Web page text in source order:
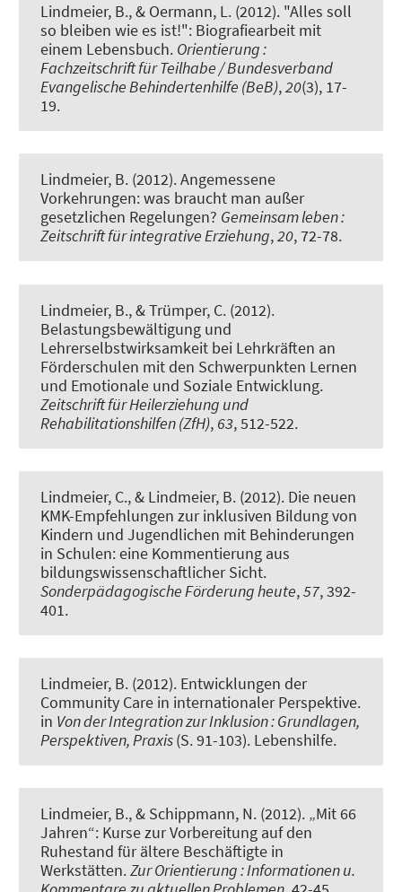
Lindmeier, B., & Oermann, L. (2012). "Alles soll
so bleiben wie es ist!": Biografiearbeit mit
einem Lebensbuch. Orientierung :
Fachzeitschrift für Teilhabe / Bundesverband
Evangelische Behindertenhilfe (BeB),20(3), 17-
19.
Lindmeier, B. (2012).Angemessene
Vorkehrungen: was braucht man außer
gesetzlichen Regelungen? Gemeinsam leben :
Zeitschrift für integrative Erziehung,20, 72-78.
Lindmeier, B., & Trümper, C. (2012).
Belastungsbewältigung und
Lehrerselbstwirksamkeit bei Lehrkräften an
Förderschulen mit den Schwerpunkten Lernen
und Emotionale und Soziale Entwicklung.
Zeitschrift für Heilerziehung und
Rehabilitationshilfen (ZfH), 63, 512-522.
Lindmeier, C., & Lindmeier, B. (2012). Die neuen
KMK-Empfehlungen zur inklusiven Bildung von
Kindern und Jugendlichen mit Behinderungen
in Schulen: eine Kommentierung aus
bildungswissenschaftlicher Sicht.
Sonderpädagogische Förderung heute,57, 392-
401.
Lindmeier, B. (2012). Entwicklungen der
Community Care in internationaler Perspektive.
in Von der Integration zur Inklusion : Grundlagen,
Perspektiven, Praxis(S. 91-103). Lebenshilfe.
Lindmeier, B., & Schippmann, N. (2012). „Mit 66
Jahren“: Kurse zur Vorbereitung auf den
Ruhestand für ältere Beschäftigte in
Werkstätten.Zur Orientierung : Informationen u.